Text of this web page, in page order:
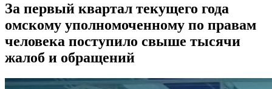
За первый квартал текущего года
омскому уполномоченному по правам
человека поступило свыше тысячи
жалоб и обращений